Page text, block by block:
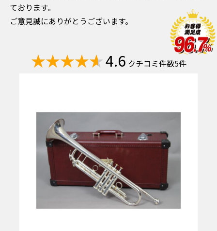
ております。
ご意見誠にありがとうございます。
4.6 クチコミ件数5件